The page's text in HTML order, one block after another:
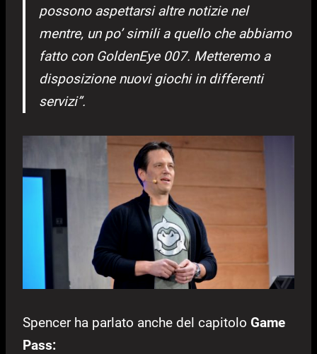
possono aspettarsi altre notizie nel
mentre, un po’ simili a quello che abbiamo
fatto con GoldenEye 007. Metteremo a
disposizione nuovi giochi in differenti
servizi”.
Spencer ha parlato anche del capitolo Game
Pass: